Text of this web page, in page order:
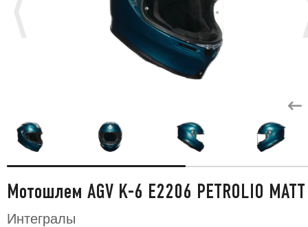
Мотошлем AGV K-6 E2206 PETROLIO
Интегралы